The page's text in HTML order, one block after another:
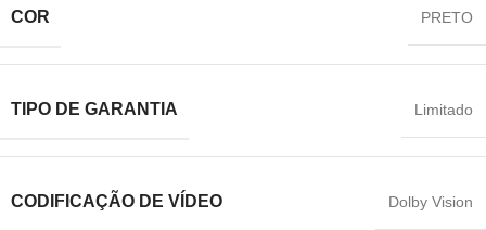
COR ‎PRETO
TIPO DE GARANTIA Limitado
CODIFICAÇÃO DE VÍDEO Dolby Vision